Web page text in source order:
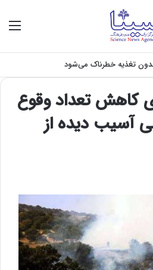
تغذیه خطرناک می‌شود
کاهش تعداد وقوع
آسیب دیده از